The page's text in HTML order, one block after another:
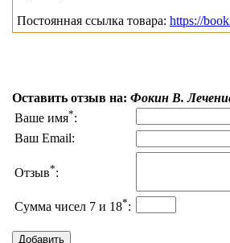
Постоянная ссылка товара: https://
Оставить отзыв на: Фокин В.
Ваше имя*:
Ваш Email:
Отзыв*:
Сумма чисел 7 и 18*: